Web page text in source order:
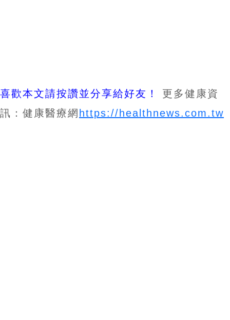
喜歡本文請按讚並分享給好友！
更多健康資
訊：健康醫療網 https://healthnews.com.tw